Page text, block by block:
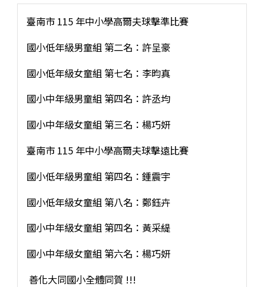
臺南市 115 年中小學高爾夫球擊準比賽
國小低年級男童組 第二名：許呈豪
國小低年級女童組 第七名：李昀真
國小中年級男童組 第四名：許丞均
國小中年級女童組 第三名：楊巧妍
臺南市 115 年中小學高爾夫球擊遠比賽
國小低年級男童組 第四名：鍾震宇
國小低年級女童組 第八名：鄭鈺卉
國小中年級女童組 第四名：黃采緹
國小中年級女童組 第六名：楊巧妍
善化大同國小全體同賀 !!!